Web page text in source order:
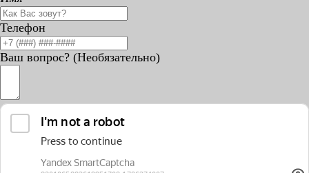
Телефон
Ваш вопрос? (Необязательно)